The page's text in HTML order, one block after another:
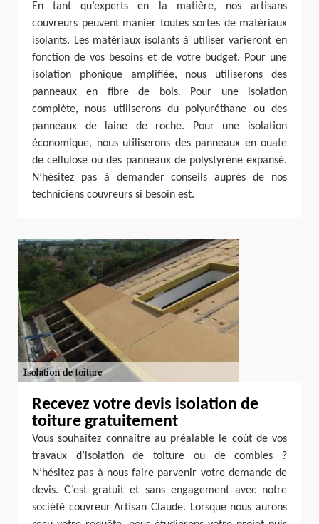
En tant qu’experts en la matière, nos artisans
couvreurs peuvent manier toutes sortes de matériaux
isolants. Les matériaux isolants à utiliser varieront en
fonction de vos besoins et de votre budget. Pour une
isolation phonique amplifiée, nous utiliserons des
panneaux en fibre de bois. Pour une isolation
complète, nous utiliserons du polyuréthane ou des
panneaux de laine de roche. Pour une isolation
économique, nous utiliserons des panneaux en ouate
de cellulose ou des panneaux de polystyrène expansé.
N’hésitez pas à demander conseils auprès de nos
techniciens couvreurs si besoin est.
Recevez votre devis isolation de
toiture gratuitement
Vous souhaitez connaître au préalable le coût de vos
travaux d’isolation de toiture ou de combles ?
N’hésitez pas à nous faire parvenir votre demande de
devis. C’est gratuit et sans engagement avec notre
société couvreur Artisan Claude. Lorsque nous aurons